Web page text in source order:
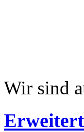
Wir sind